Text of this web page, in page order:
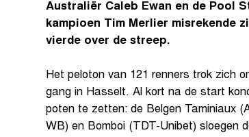
Australiër Caleb Ewan en de Pool
kampioen Tim Merlier misrekende
vierde over de streep.
Het peloton van 121 renners trok zich
gang in Hasselt. Al kort na de start
poten te zetten: de Belgen Taminiaux
WB) en Bomboi (TDT-Unibet) sloegen